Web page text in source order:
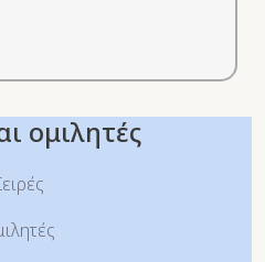
ομιλητές